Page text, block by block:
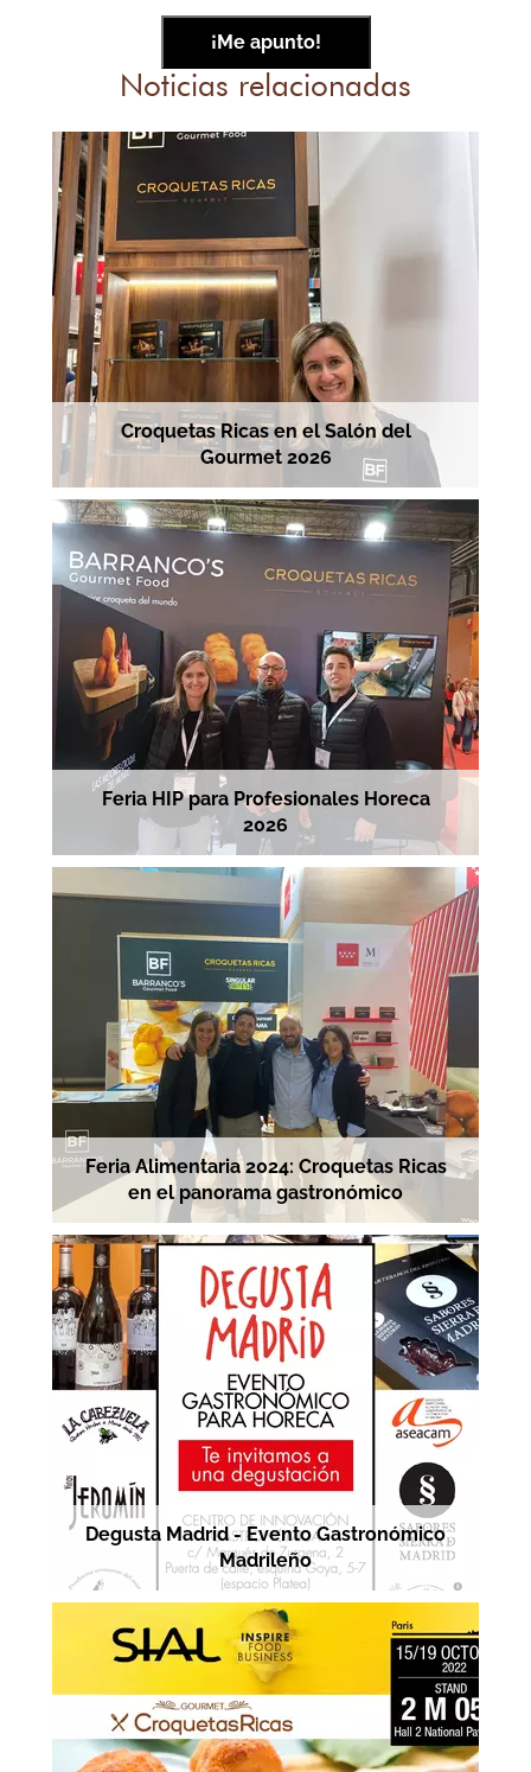
Noticias relacionadas
Croquetas Ricas en el Salón del
Gourmet 2026
Feria HIP para Profesionales Horeca
2026
Feria Alimentaria 2024: Croquetas Ricas
en el panorama gastronómico
Degusta Madrid - Evento Gastronómico
Madrileño